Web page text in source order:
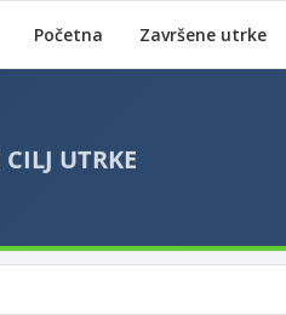
Početna Završene utrke